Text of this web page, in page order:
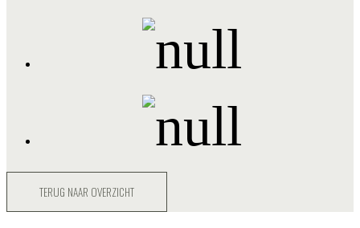
TERUG NAAR OVERZICHT